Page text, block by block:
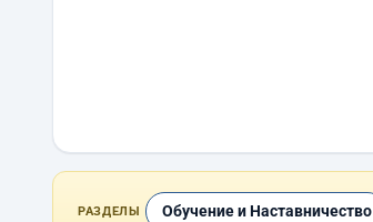
РАЗДЕЛЫ Обучение и Наставничество